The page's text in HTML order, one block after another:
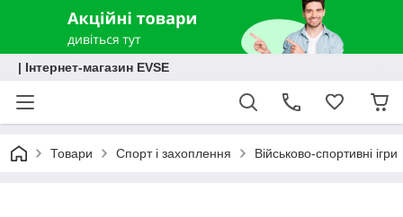
| Інтернет-магазин EVSE
Товари Спорт і захоплення Військово-спортивні ігри